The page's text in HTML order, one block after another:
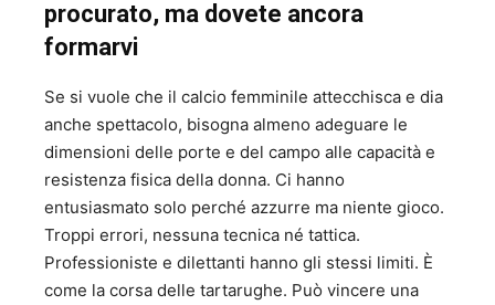
procurato, ma dovete ancora
formarvi
Se si vuole che il calcio femminile attecchisca e dia
anche spettacolo, bisogna almeno adeguare le
dimensioni delle porte e del campo alle capacità e
resistenza fisica della donna. Ci hanno
entusiasmato solo perché azzurre ma niente gioco.
Troppi errori, nessuna tecnica né tattica.
Professioniste e dilettanti hanno gli stessi limiti. È
come la corsa delle tartarughe. Può vincere una